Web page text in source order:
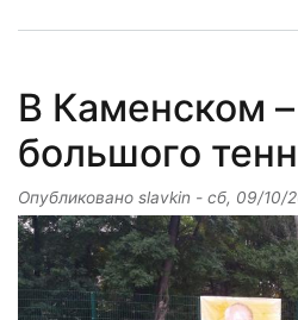
В Каменском
большого
Опубликовано slavkin - сб, 09/10/